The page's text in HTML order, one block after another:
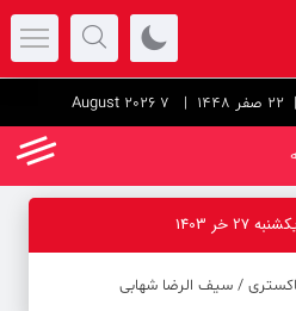
22 صفر 1448 | 7 August 2026
27 خر 1403
/ سیف الرضا شهابی